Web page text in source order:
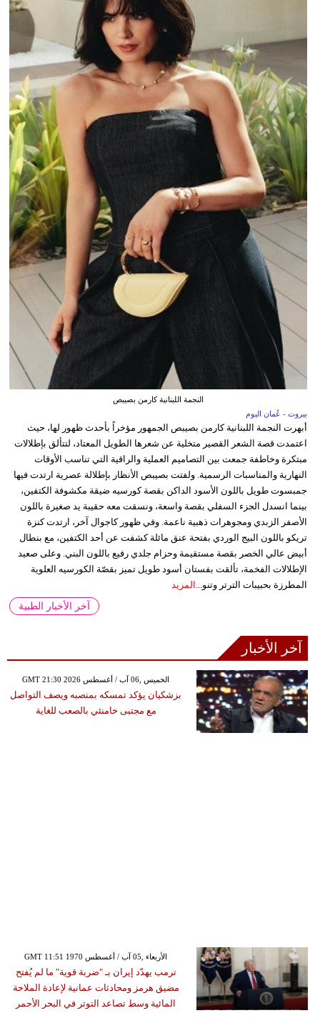
النجمة اللبنانية كارمن بصيبص
بيروت - عُمان اليوم
أبهرت النجمة اللبنانية كارمن بصيبص الجمهور مؤخراً بأحدث ظهور لها، حيث
اعتمدت قصة الشعر القصير متخلية عن شعرها الطويل المعتاد، لتتألق بإطلالات
مبتكرة وخاطفة جمعت بين التصاميم العملية والراقية التي تناسب الأوقات
النهارية والمناسبات الرسمية. ولفتت بصيبص الأنظار بإطلالة عصرية ارتدت فيها
جمبسوت طويل باللون الأسود الداكن بقصة كورسيه ضيقة مكشوفة الكتفين،
بينما انسدل الجزء السفلي بقصة واسعة، ونسقت معه حقيبة يد صغيرة باللون
الأصفر الزبدي ومجوهرات ذهبية ناعمة. وفي ظهور كاجوال آخر، ارتدت كنزة
تريكو باللون البيج الوردي بفتحة عنق مائلة كشفت عن أحد الكتفين، مع بنطال
أبيض عالي الخصر بقصة مستقيمة وحزام جلدي رفيع باللون البني. وعلى صعيد
الإطلالات الفخمة، تألقت بفستان أسود طويل تميز بقصّة الكورسيه العلوية
المطرزة بحبيبات الترتر وتنو... المزيد
آخر الأخبار الطبية
آخر الأخبار
GMT 21:30 2026 الخميس ,06 آب / أغسطس
بزشكيان يؤكد تمسكه بمنصبه ويصف التواصل
مع مجتبى خامنئي بالصعب للغاية
GMT 11:51 1970 الأربعاء ,05 آب / أغسطس
ترمب يهدّد إيران بـ "ضربة قوية" ما لم يُفتح
مضيق هرمز ومحادثات عمانية لإعادة الملاحة
المائية وسط تصاعد التوتر في البحر الأحمر